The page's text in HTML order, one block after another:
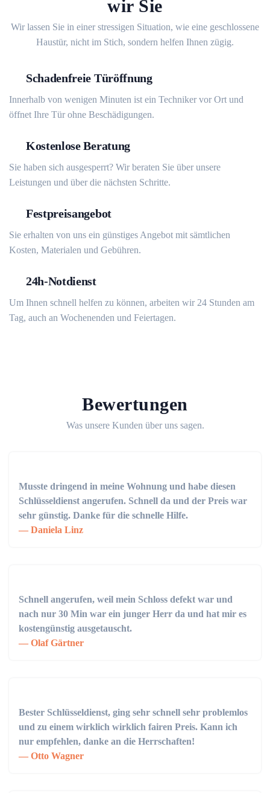
wir Sie
Wir lassen Sie in einer stressigen Situation, wie eine geschlossene
Haustür, nicht im Stich, sondern helfen Ihnen zügig.
Schadenfreie Türöffnung
Innerhalb von wenigen Minuten ist ein Techniker vor Ort und
öffnet Ihre Tür ohne Beschädigungen.
Kostenlose Beratung
Sie haben sich ausgesperrt? Wir beraten Sie über unsere
Leistungen und über die nächsten Schritte.
Festpreisangebot
Sie erhalten von uns ein günstiges Angebot mit sämtlichen
Kosten, Materialen und Gebühren.
24h-Notdienst
Um Ihnen schnell helfen zu können, arbeiten wir 24 Stunden am
Tag, auch an Wochenenden und Feiertagen.
Bewertungen
Was unsere Kunden über uns sagen.
Musste dringend in meine Wohnung und habe diesen
Schlüsseldienst angerufen. Schnell da und der Preis war
sehr günstig. Danke für die schnelle Hilfe.
Daniela Linz
Schnell angerufen, weil mein Schloss defekt war und
nach nur 30 Min war ein junger Herr da und hat mir es
kostengünstig ausgetauscht.
Olaf Gärtner
Bester Schlüsseldienst, ging sehr schnell sehr problemlos
und zu einem wirklich wirklich fairen Preis. Kann ich
nur empfehlen, danke an die Herrschaften!
Otto Wagner